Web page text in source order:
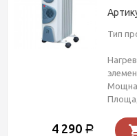
Тип
4 290 Р